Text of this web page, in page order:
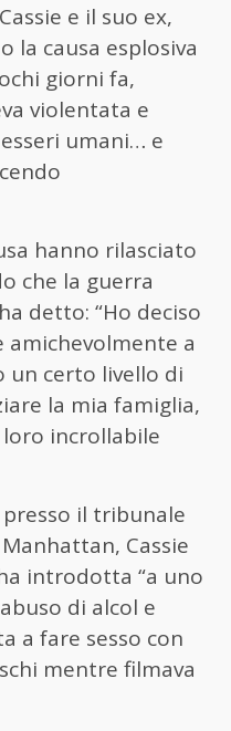
e il suo ex,
la causa esplosiva
giorni fa,
violentata e
umani… e
hanno rilasciato
che la guerra
detto: “Ho deciso
amichevolmente a
un certo livello di
la mia famiglia,
incrollabile
il tribunale
Cassie
introdotta “a uno
di alcol e
a fare sesso con
mentre filmava